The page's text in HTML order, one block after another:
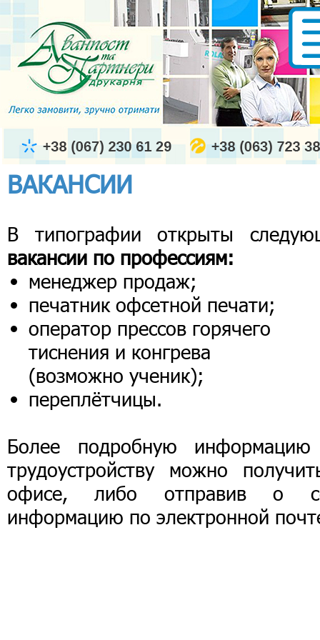
ВАКАНСИИ
В типографии открыты
вакансии по профессиям:
менеджер продаж;
печатник офсетной печати;
оператор прессов горячего
тиснения и конгрева
(возможно ученик);
переплётчицы.
Более подробную
трудоустройству можно
офисе, либо отправив о
информацию по электронной